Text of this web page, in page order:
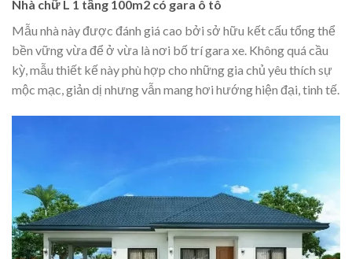
Nhà chữ L 1 tầng 100m2 có gara ô tô
Mẫu nhà này được đánh giá cao bởi sở hữu kết cấu tổng thể
bền vững vừa để ở vừa là nơi bố trí gara xe. Không quá cầu
kỳ, mẫu thiết kế này phù hợp cho những gia chủ yêu thích sự
mộc mạc, giản dị nhưng vẫn mang hơi hướng hiện đại, tinh tế.